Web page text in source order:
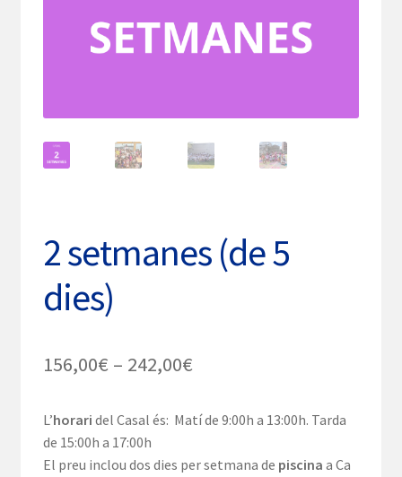
2 setmanes (de 5
dies)
156,00€ – 242,00€Interval
preus:
156,00€
L’horari del Casal és: Matí de 9:00h a 13:00h. Tarda
de 15:00h a 17:00h
El preu inclou dos dies per setmana de piscina a Ca